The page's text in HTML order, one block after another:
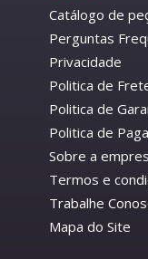
Catálogo de
Perguntas
Privacidade
Politica de
Politica de
Politica de
Sobre a
Termos e
Trabalhe
Mapa do Site